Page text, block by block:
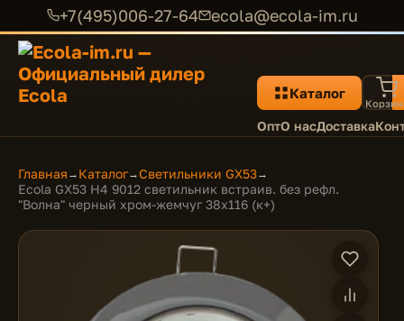
+7(495)006-27-64 ecola@ecola-im.ru
Каталог
ОптО насДоставка
Главная → Каталог→Светильники GX53→
Ecola GX53 H4 9012 светильник встраив. без рефл.
"Волна" черный хром-жемчуг 38x116 (к+)